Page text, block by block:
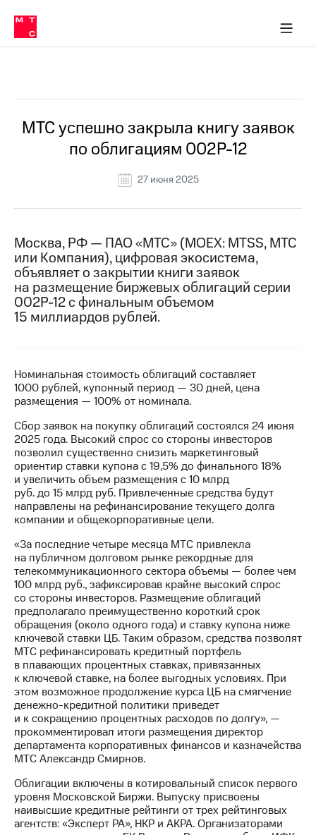
Медиа-центр
и акционерам
Устойчивое развитие
Комплаенс и деловая этика
компании
Карьера
История
компании
Руководство
Контакты
Медиа-центр
Пресс-
релизы
Достижения
Интервью
Финансовая
отчетность
Контакты
Новости
в
регионе
и акционерам
Корпоративное
управление
Корпоративный
секретарь
Раскрытие
информации
Информация
акционерам
Документы
ПАО
"МТС"
Собрания
акционеров
Личный
кабинет
акционера
Акционерный
капитал
Контроль
в МТС
Пресс-
релизы
о технологиях
МТС успешно закрыла книгу заявок
по облигациям 002Р-12
27 июня 2025
Москва, РФ — ПАО «МТС» (MOEX: MTSS, МТС
или Компания), цифровая экосистема,
объявляет о закрытии книги заявок
на размещение биржевых облигаций серии
002Р-12 с финальным объемом
15 миллиардов рублей.
Номинальная стоимость облигаций составляет
1000 рублей, купонный период — 30 дней, цена
размещения — 100% от номинала.
Сбор заявок на покупку облигаций состоялся 24 июня
2025 года. Высокий спрос со стороны инвесторов
позволил существенно снизить маркетинговый
ориентир ставки купона с 19,5% до финального 18%
и увеличить объем размещения с 10 млрд
руб. до 15 млрд руб. Привлеченные средства будут
направлены на рефинансирование текущего долга
компании и общекорпоративные цели.
«За последние четыре месяца МТС привлекла
на публичном долговом рынке рекордные для
телекоммуникационного сектора объемы — более чем
100 млрд руб., зафиксировав крайне высокий спрос
со стороны инвесторов. Размещение облигаций
предполагало преимущественно короткий срок
обращения (около одного года) и ставку купона ниже
ключевой ставки ЦБ. Таким образом, средства позволят
МТС рефинансировать кредитный портфель
в плавающих процентных ставках, привязанных
к ключевой ставке, на более выгодных условиях. При
этом возможное продолжение курса ЦБ на смягчение
денежно-кредитной политики приведет
и к сокращению процентных расходов по долгу», —
прокомментировал итоги размещения директор
департамента корпоративных финансов и казначейства
МТС Александр Смирнов.
Облигации включены в котировальный список первого
уровня Московской Биржи. Выпуску присвоены
наивысшие кредитные рейтинги от трех рейтинговых
агентств: «Эксперт РА», НКР и АКРА. Организаторами